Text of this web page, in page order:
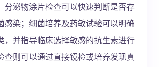
分泌物涂片检查可以快速判断是否存
感染；细菌培养及药敏试验可以明确
，并指导临床选择敏感的抗生素进行
查则可以通过直接镜检或培养发现真